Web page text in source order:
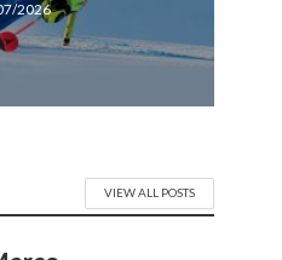
2026
VIEW ALL POSTS